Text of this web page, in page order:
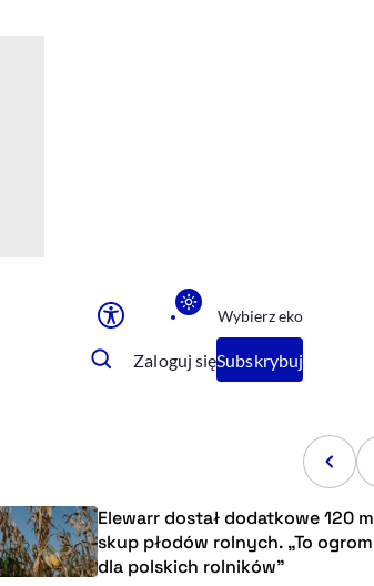
Wybierz eko
Zaloguj sięSubskrybuj
Elewarr dostał dodatkowe 120 mln zł na
skup płodów rolnych. „To ogromna szansa
dla polskich rolników”